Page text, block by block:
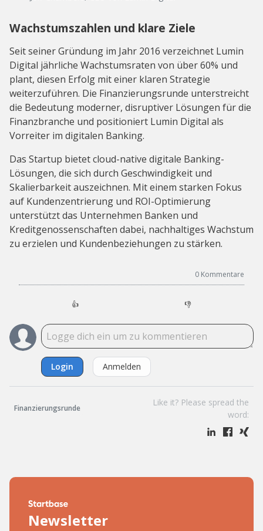
Wachstumszahlen und klare Ziele
Seit seiner Gründung im Jahr 2016 verzeichnet Lumin
Digital jährliche Wachstumsraten von über 60% und
plant, diesen Erfolg mit einer klaren Strategie
weiterzuführen. Die Finanzierungsrunde unterstreicht
die Bedeutung moderner, disruptiver Lösungen für die
Finanzbranche und positioniert Lumin Digital als
Vorreiter im digitalen Banking.
Das Startup bietet cloud-native digitale Banking-
Lösungen, die sich durch Geschwindigkeit und
Skalierbarkeit auszeichnen. Mit einem starken Fokus
auf Kundenzentrierung und ROI-Optimierung
unterstützt das Unternehmen Banken und
Kreditgenossenschaften dabei, nachhaltiges Wachstum
zu erzielen und Kundenbeziehungen zu stärken.
0 Kommentare
👍 👎
Login Anmelden
Finanzierungsrunde
Like it? Please spread the
word:
Newsletter